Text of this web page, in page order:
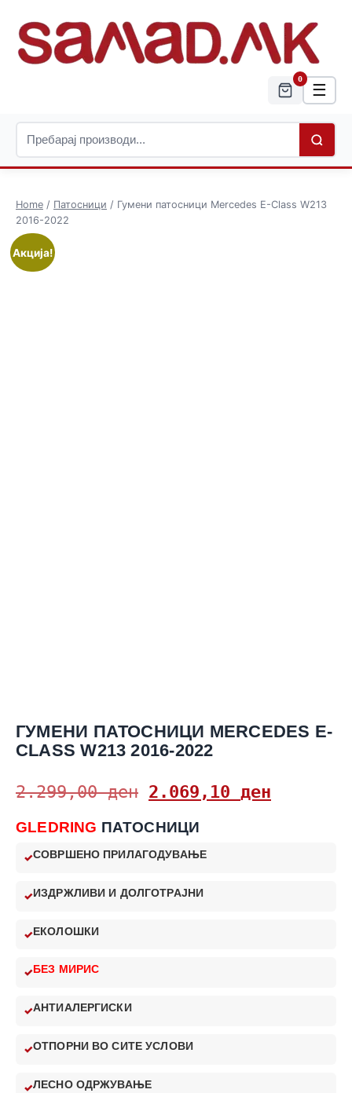
0
☰
Home / Патосници / Гумени патосници Mercedes E-Class W213
2016-2022
Акција!
ГУМЕНИ ПАТОСНИЦИ MERCEDES E-
CLASS W213 2016-2022
2.299,00ден 2.069,10 ден
GLEDRING ПАТОСНИЦИ
СОВРШЕНО ПРИЛАГОДУВАЊЕ
ИЗДРЖЛИВИ И ДОЛГОТРАЈНИ
ЕКОЛОШКИ
БЕЗ МИРИС
АНТИАЛЕРГИСКИ
ОТПОРНИ ВО СИТЕ УСЛОВИ
ЛЕСНО ОДРЖУВАЊЕ